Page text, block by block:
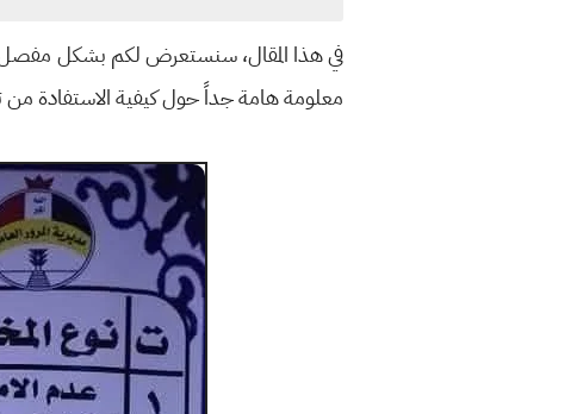
في هذا المقال، سنستعرض لكم بشكل مفصل
معلومة هامة جداً حول كيفية الاستفادة